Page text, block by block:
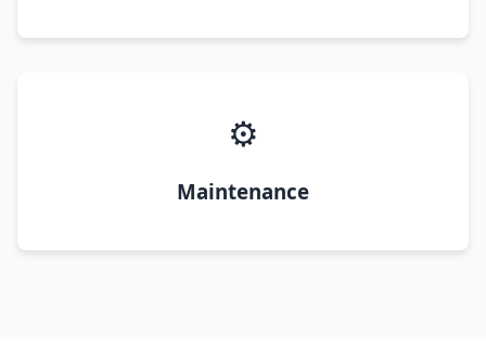
⚙️
Maintenance